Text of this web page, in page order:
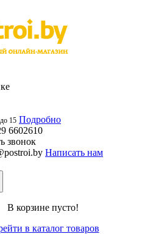
15 Подробно
6602610
звонок
Написать нам
В корзине пусто!
в каталог товаров